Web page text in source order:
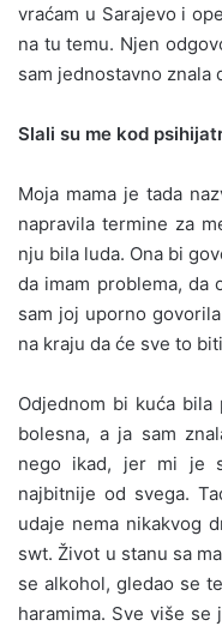
vraćam u Sarajevo i
na tu temu. Njen
sam jednostavno znala
Slali su me kod
Moja mama je tada
napravila termine za
nju bila luda. Ona bi
da imam problema, da
sam joj uporno
na kraju da će sve to
Odjednom bi kuća
bolesna, a ja sam
nego ikad, jer mi je
najbitnije od svega.
udaje nema nikakvog
swt. Život u stanu sa
se alkohol, gledao se
haramima. Sve više